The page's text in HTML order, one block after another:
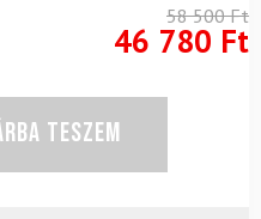
58 500Ft
46 780 Ft
TESZEM